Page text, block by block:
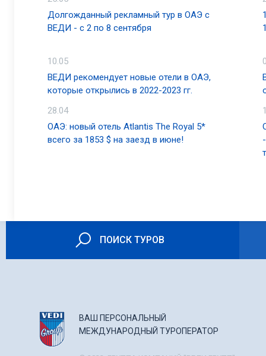
Долгожданный рекламный тур в ОАЭ с
ВЕДИ - с 2 по 8 сентября
10.05
ВЕДИ рекомендует новые отели в ОАЭ,
которые открылись в 2022-2023 гг.
28.04
ОАЭ: новый отель Atlantis The Royal 5*
всего за 1853 $ на заезд в июне!
ПОИСК ТУРОВ
ВАШ ПЕРСОНАЛЬНЫЙ
МЕЖДУНАРОДНЫЙ ТУРОПЕРАТОР